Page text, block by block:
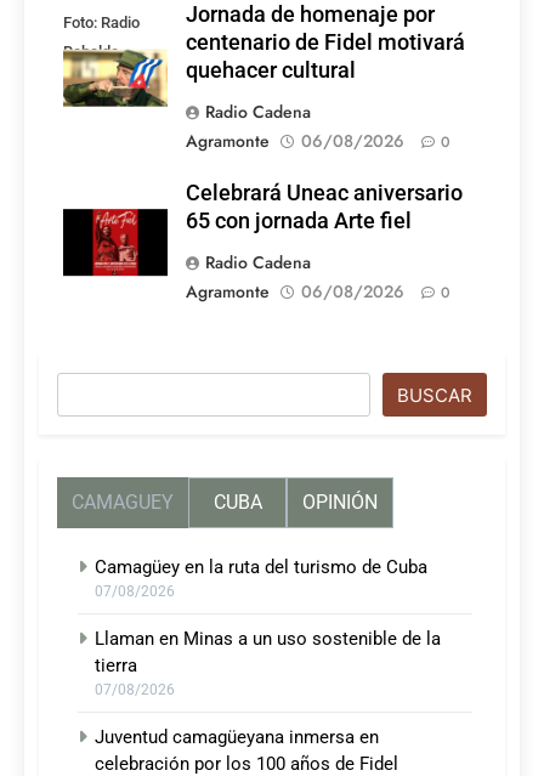
Foto: Radio
Rebelde
Jornada de homenaje por
centenario de Fidel motivará
quehacer cultural
Radio Cadena
Agramonte
06/08/2026 0
Celebrará Uneac aniversario
65 con jornada Arte fiel
Radio Cadena
Agramonte
06/08/2026 0
BUSCAR
CAMAGUEY CUBA OPINIÓN
Camagüey en la ruta del turismo de Cuba
07/08/2026
Llaman en Minas a un uso sostenible de la
tierra
07/08/2026
Juventud camagüeyana inmersa en
celebración por los 100 años de Fidel